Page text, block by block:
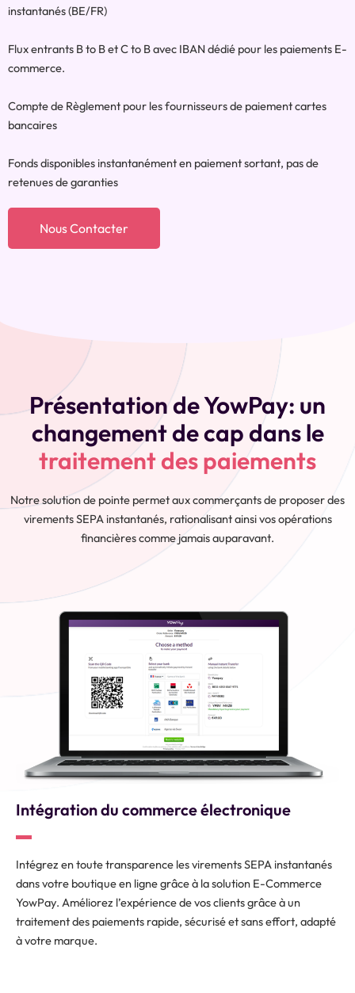
instantanés (BE/FR)
Flux entrants B to B et C to B avec IBAN dédié pour les paiements E-
commerce.
Compte de Règlement pour les fournisseurs de paiement cartes
bancaires
Fonds disponibles instantanément en paiement sortant, pas de
retenues de garanties
Nous Contacter
Présentation de YowPay: un
changement de cap dans le
traitement des paiements
Notre solution de pointe permet aux commerçants de proposer des
virements SEPA instantanés, rationalisant ainsi vos opérations
financières comme jamais auparavant.
Intégration du commerce électronique
Intégrez en toute transparence les virements SEPA instantanés
dans votre boutique en ligne grâce à la solution E-Commerce
YowPay. Améliorez l’expérience de vos clients grâce à un
traitement des paiements rapide, sécurisé et sans effort, adapté
à votre marque.